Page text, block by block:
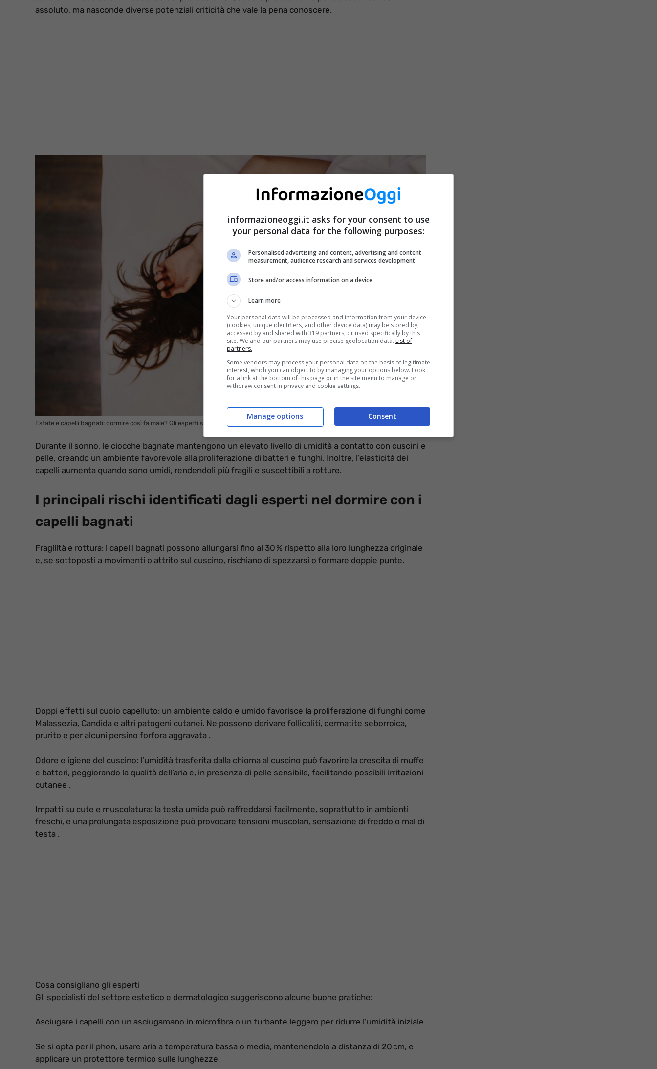
assoluto, ma nasconde diverse potenziali criticità che vale la pena conoscere.
Estate e capelli bagnati: dormire così fa male? Gli esperti spiegano i rischi – informazioneoggi.it
Durante il sonno, le ciocche bagnate mantengono un elevato livello di umidità a contatto con cuscini e
pelle, creando un ambiente favorevole alla proliferazione di batteri e funghi. Inoltre, l’elasticità dei
capelli aumenta quando sono umidi, rendendoli più fragili e suscettibili a rotture.
I principali rischi identificati dagli esperti nel dormire con i
capelli bagnati
Fragilità e rottura: i capelli bagnati possono allungarsi fino al 30 % rispetto alla loro lunghezza originale
e, se sottoposti a movimenti o attrito sul cuscino, rischiano di spezzarsi o formare doppie punte.
Doppi effetti sul cuoio capelluto: un ambiente caldo e umido favorisce la proliferazione di funghi come
Malassezia, Candida e altri patogeni cutanei. Ne possono derivare follicoliti, dermatite seborroica,
prurito e per alcuni persino forfora aggravata .
Odore e igiene del cuscino: l’umidità trasferita dalla chioma al cuscino può favorire la crescita di muffe
e batteri, peggiorando la qualità dell’aria e, in presenza di pelle sensibile, facilitando possibili irritazioni
cutanee .
Impatti su cute e muscolatura: la testa umida può raffreddarsi facilmente, soprattutto in ambienti
freschi, e una prolungata esposizione può provocare tensioni muscolari, sensazione di freddo o mal di
testa .
Cosa consigliano gli esperti
Gli specialisti del settore estetico e dermatologico suggeriscono alcune buone pratiche:
Asciugare i capelli con un asciugamano in microfibra o un turbante leggero per ridurre l’umidità iniziale.
Se si opta per il phon, usare aria a temperatura bassa o media, mantenendolo a distanza di 20 cm, e
applicare un protettore termico sulle lunghezze.
informazioneoggi.it asks for your consent to use
your personal data for the following purposes:
Personalised advertising and content, advertising and content
measurement, audience research and services development
Store and/or access information on a device
Learn more
Your personal data will be processed and information from your device
(cookies, unique identifiers, and other device data) may be stored by,
accessed by and shared with 319 partners, or used specifically by this
site. We and our partners may use precise geolocation data. List of
partners.
Some vendors may process your personal data on the basis of legitimate
interest, which you can object to by managing your options below. Look
for a link at the bottom of this page or in the site menu to manage or
withdraw consent in privacy and cookie settings.
Consent
Manage options